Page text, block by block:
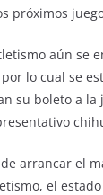
próximos
aún se
lo cual se
su boleto a la
de arrancar el
el